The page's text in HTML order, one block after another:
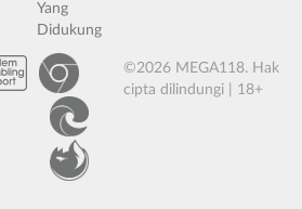
Yang
Didukung
©2026 MEGA118. Hak
cipta dilindungi | 18+